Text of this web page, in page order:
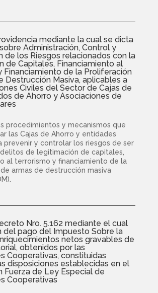
mediante la cual se dicta
Administración, Control y
de los Riesgos relacionados con la
de Capitales, Financiamiento al
Financiamiento de la Proliferación
Destrucción Masiva, aplicables a
Civiles del Sector de Cajas de
de Ahorro y Asociaciones de
procedimientos y mecanismos que
las Cajas de Ahorro y entidades
prevenir y controlar los riesgos de ser
de legitimación de capitales,
al terrorismo y financiamiento de la
armas de destrucción masiva
Nro. 5.162 mediante el cual
del pago del Impuesto Sobre la
netos gravables de
obtenidos por las
Cooperativas, constituidas
disposiciones establecidas en el
Fuerza de Ley Especial de
Cooperativas